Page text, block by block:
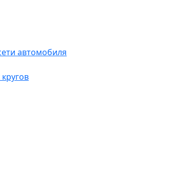
автомобиля